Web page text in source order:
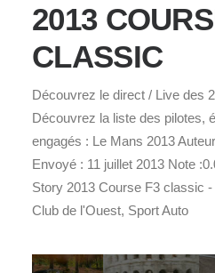
2013
CLASSIC
Découvrez le direct / Live des
Découvrez la liste des pilotes,
engagés : Le Mans 2013
Envoyé : 11 juillet 2013 Note
Story 2013 Course F3 classic
Club de l'Ouest, Sport Auto